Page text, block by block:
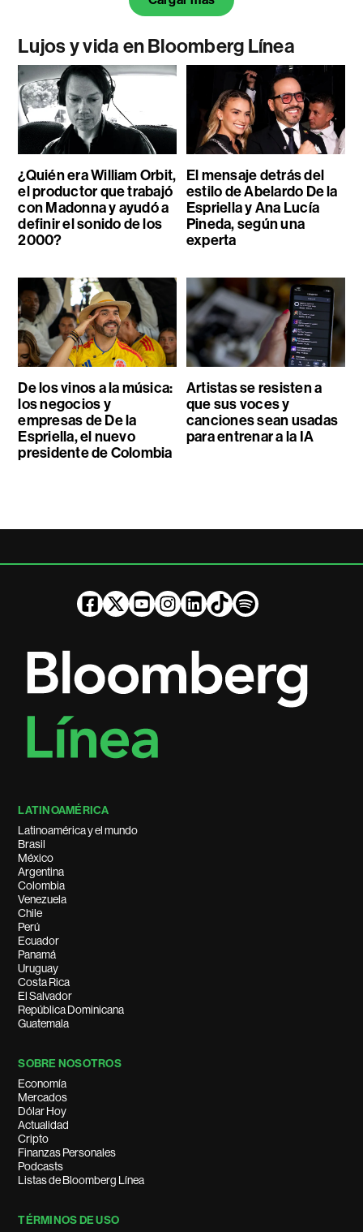
Lujos y vida en Bloomberg Línea
¿Quién era William Orbit,
el productor que trabajó
con Madonna y ayudó a
definir el sonido de los
2000?
El mensaje detrás del
estilo de Abelardo De la
Espriella y Ana Lucía
Pineda, según una
experta
De los vinos a la música:
los negocios y
empresas de De la
Espriella, el nuevo
presidente de Colombia
Artistas se resisten a
que sus voces y
canciones sean usadas
para entrenar a la IA
LATINOAMÉRICA
Latinoamérica y el mundo
Brasil
México
Argentina
Colombia
Venezuela
Chile
Perú
Ecuador
Panamá
Uruguay
Costa Rica
El Salvador
República Dominicana
Guatemala
SOBRE NOSOTROS
Economía
Mercados
Dólar Hoy
Actualidad
Cripto
Finanzas Personales
Podcasts
Listas de Bloomberg Línea
TÉRMINOS DE USO